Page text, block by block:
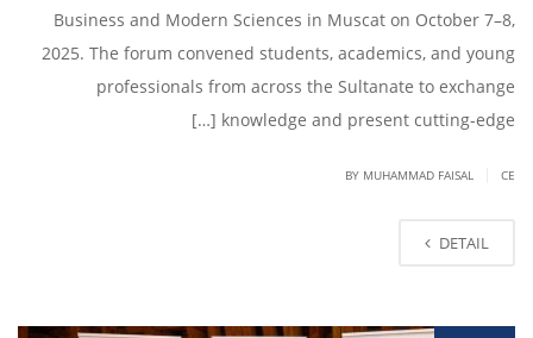
Business and Modern Sciences in Muscat on October 7–8,
2025. The forum convened students, academics, and young
professionals from across the Sultanate to exchange
knowledge and present cutting-edge […]
BY MUHAMMAD FAISAL CE
DETAIL